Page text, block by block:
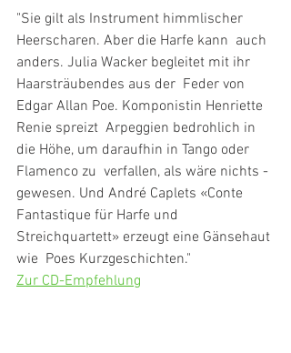
"Sie gilt als Instrument himmlischer
Heerscharen. Aber die Harfe kann  auch
anders. ­Julia Wacker begleitet mit ihr
Haarsträubendes aus der  ­Feder von
Edgar Allan Poe. Komponistin Henriette
Renie spreizt  Arpeggien bedrohlich in
die Höhe, um daraufhin in Tango oder
Flamenco zu  ­verfallen, als wäre nichts ­
gewesen. Und André Caplets «Conte
Fantastique für Harfe und
Streichquartett» erzeugt eine Gänsehaut
wie  Poes Kurzgeschichten."
Zur CD-Empfehlung